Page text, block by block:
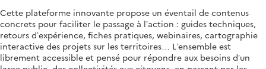
Cette plateforme innovante propose un éventail de contenus
concrets pour faciliter le passage à l’action : guides techniques,
retours d’expérience, fiches pratiques, webinaires, cartographie
interactive des projets sur les territoires… L’ensemble est
librement accessible et pensé pour répondre aux besoins d’un